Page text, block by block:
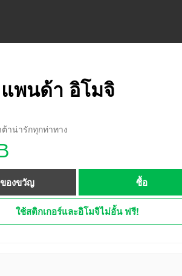
พนด้า อิโมจิ
าน่ารักทุกท่าทาง
องขวัญ ซื้อ
ใช้สติกเกอร์และอิโมจิไม่อั้น ฟรี!